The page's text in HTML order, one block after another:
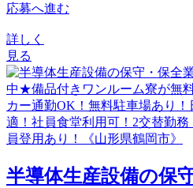
応募へ進む
詳しく
見る
半導体生産設備の保